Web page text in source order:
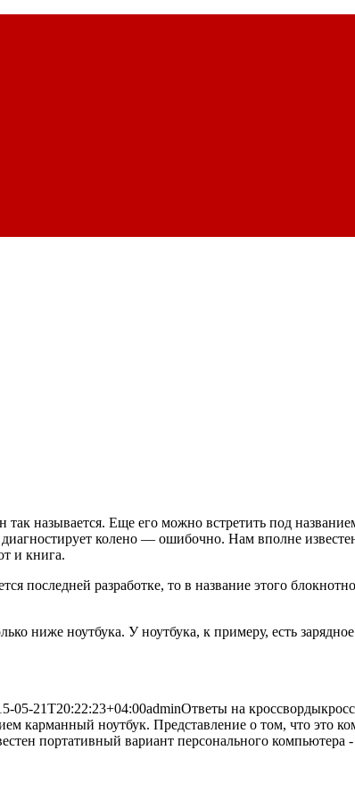
называется. Еще его можно встретить под
колено — ошибочно. Нам вполне
и книга.
последней разработке, то в название этого
ниже ноутбука. У ноутбука, к примеру, есть
05-21T20:22:23+04:00adminОтветы на кроссворды
карманный ноутбук. Представление о том, что это
портативный вариант персонального компьютера -